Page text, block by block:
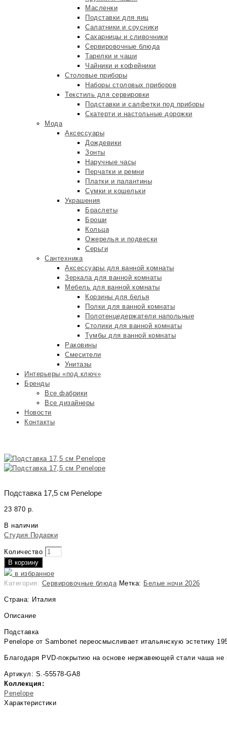
Масленки
Подставки для яиц
Салатники и соусники
Сахарницы и сливочники
Сервировочные блюда
Тарелки и чаши
Чайники и кофейники
Столовые приборы
Наборы столовых приборов
Текстиль для сервировки
Подставки и салфетки под приборы
Скатерти и настольные дорожки
Мода
Аксессуары
Дождевики
Зонты
Наручные часы
Перчатки и ремни
Платки и палантины
Сумки и кошельки
Украшения
Браслеты
Броши
Кольца
Ожерелья и подвески
Серьги
Сантехника
Аксессуары для ванной комнаты
Зеркала для ванной комнаты
Мебель для ванной комнаты
Корзины для белья
Полки для ванной комнаты
Полотенцедержатели напольные
Столики для ванной комнаты
Тумбы для ванной комнаты
Раковины
Смесители
Унитазы
Интерьеры «под ключ»
Бренды
Все фабрики
Все дизайнеры
Новости
Контакты
Подставка 17,5 см Penelope
23 870 р.
В наличии
Студия Подарки
Количество
В корзину
в избранное
Категория: Сервировочные блюда Метка: Белые ночи 2026
Страна: Италия
Описание
Подставка
Penelope от Sambonet переосмысливает итальянскую эстетику
Благодаря PVD‑покрытию на основе нержавеющей стали чаша не
Артикул: S.-55578-GA8
Коллекция:
Penelope
Характеристики